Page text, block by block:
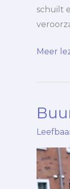
schuilt
Meer
Buurt
Nieuw